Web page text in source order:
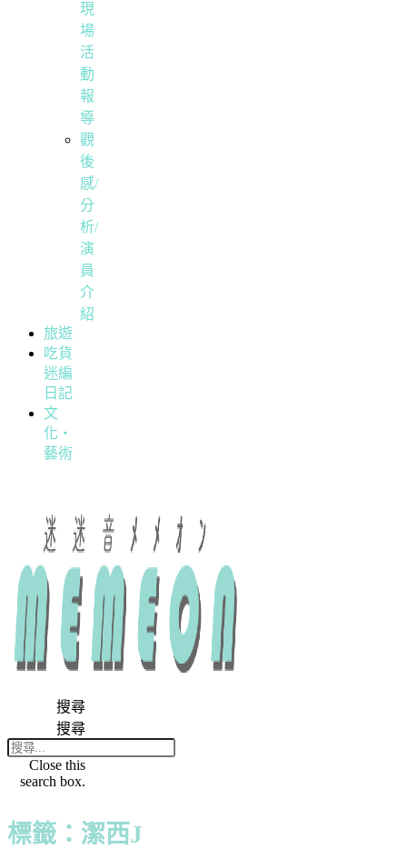
現
場
活
動
報
導
觀
後
感/
分
析/
演
員
介
紹
旅遊
吃貨
迷編
日記
文
化・
藝術
搜尋
搜尋
Close this
search box.
標籤：潔西J